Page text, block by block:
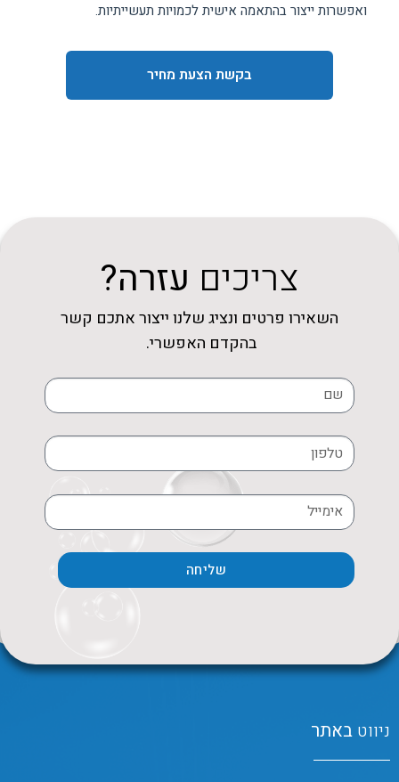
ואפשרות ייצור בהתאמה אישית לכמויות תעשייתיות.
בקשת הצעת מחיר
צריכים עזרה?
השאירו פרטים ונציג שלנו ייצור אתכם קשר
בהקדם האפשרי.
שליחה
ניווט באתר